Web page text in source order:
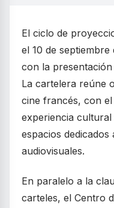
El ciclo de
el 10 de
con la
La cartelera reúne
cine francés, con
experiencia
espacios
audiovisuales.
En paralelo a la
carteles, el Centro